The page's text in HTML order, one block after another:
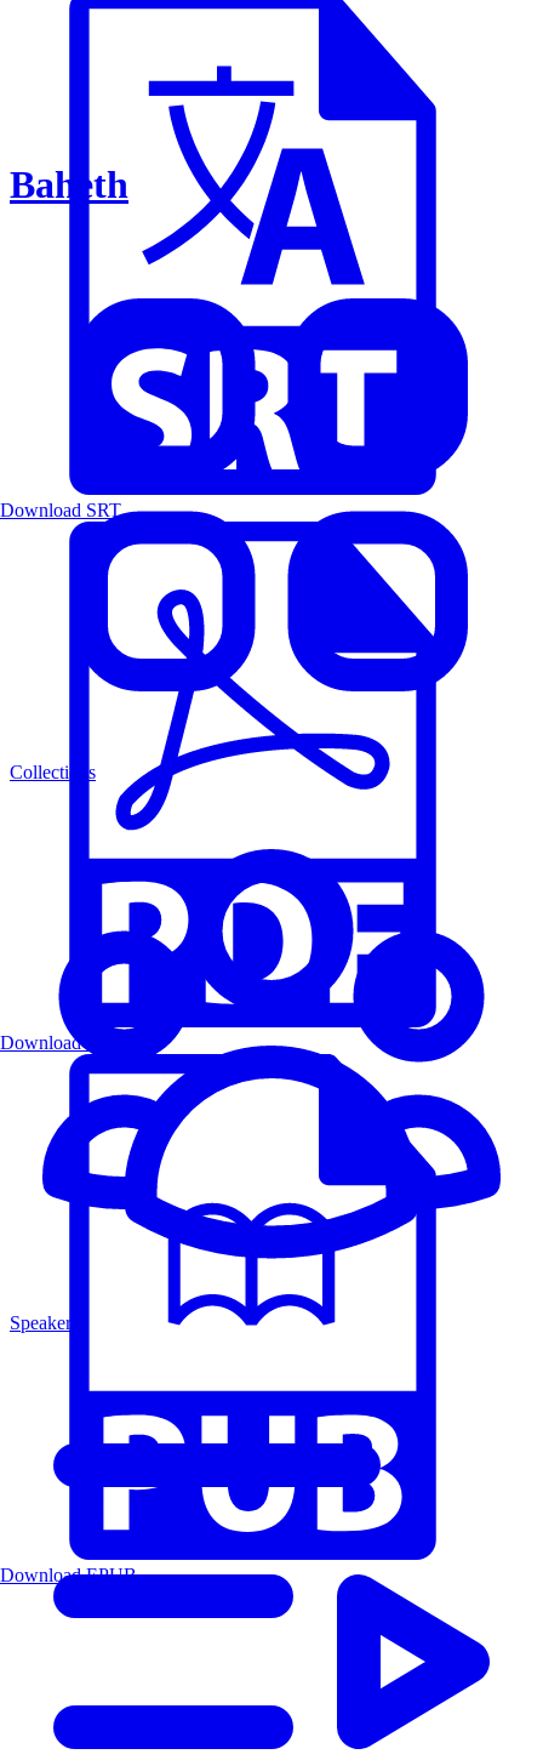
Baheth
Collections
Speakers
Download SRT
Download PDF
Download EPUB